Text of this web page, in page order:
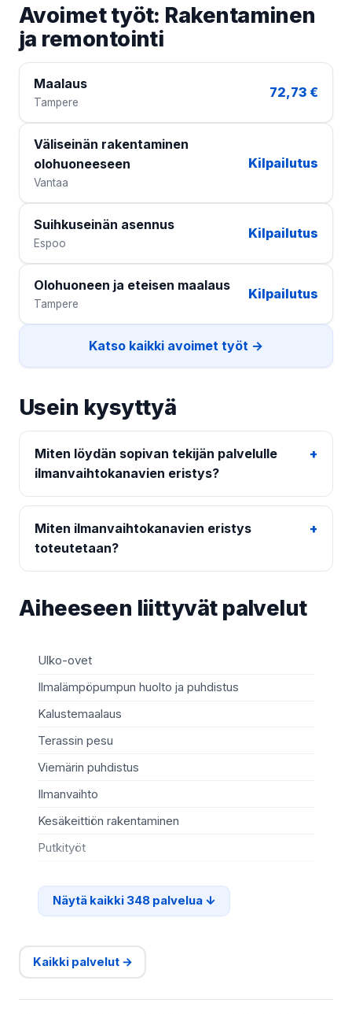
Avoimet työt: Rakentaminen
ja remontointi
Maalaus
Tampere
72,73 €
Väliseinän rakentaminen
olohuoneeseen
Vantaa
Kilpailutus
Suihkuseinän asennus
Espoo
Kilpailutus
Olohuoneen ja eteisen maalaus
Tampere
Kilpailutus
Katso kaikki avoimet työt →
Usein kysyttyä
Miten löydän sopivan tekijän palvelulle
ilmanvaihtokanavien eristys?
Miten ilmanvaihtokanavien eristys
toteutetaan?
Aiheeseen liittyvät palvelut
Ulko-ovet
Ilmalämpöpumpun huolto ja puhdistus
Kalustemaalaus
Terassin pesu
Viemärin puhdistus
Ilmanvaihto
Kesäkeittiön rakentaminen
Putkityöt
Näytä kaikki 348 palvelua
Kaikki palvelut →